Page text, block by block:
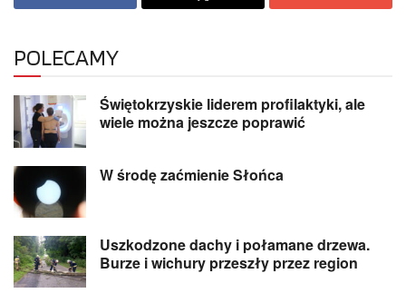
POLECAMY
Świętokrzyskie liderem profilaktyki, ale
wiele można jeszcze poprawić
W środę zaćmienie Słońca
Uszkodzone dachy i połamane drzewa.
Burze i wichury przeszły przez region